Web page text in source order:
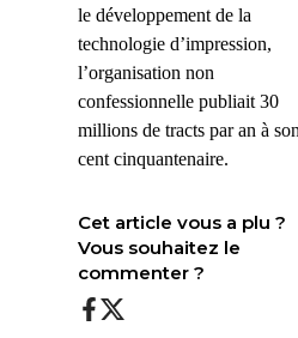
le développement de la
technologie d’impression,
l’organisation non
confessionnelle publiait 30
millions de tracts par an à son
cent cinquantenaire.
Cet article vous a plu ?
Vous souhaitez le
commenter ?